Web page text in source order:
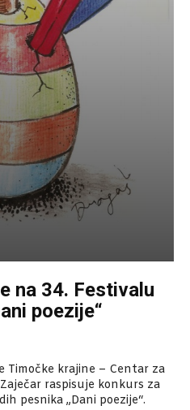
na 34. Festivalu
poezije“
Timočke krajine – Centar za
raspisuje konkurs za
pesnika „Dani poezije“.